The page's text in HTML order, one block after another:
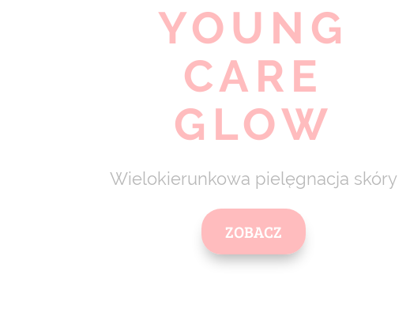
YOUNG
CARE
GLOW
Wielokierunkowa pielęgnacja skóry
ZOBACZ